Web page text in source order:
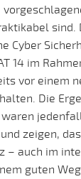
sind.
Cyber
14 im
vor einem
Die
zeigen,
– auch im
guten